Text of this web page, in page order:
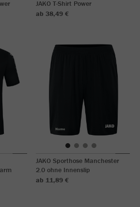
JAKO T-Shirt Power
ab 38,49 €
JAKO Sporthose Manchester
2.0 ohne Innenslip
ab 11,89 €